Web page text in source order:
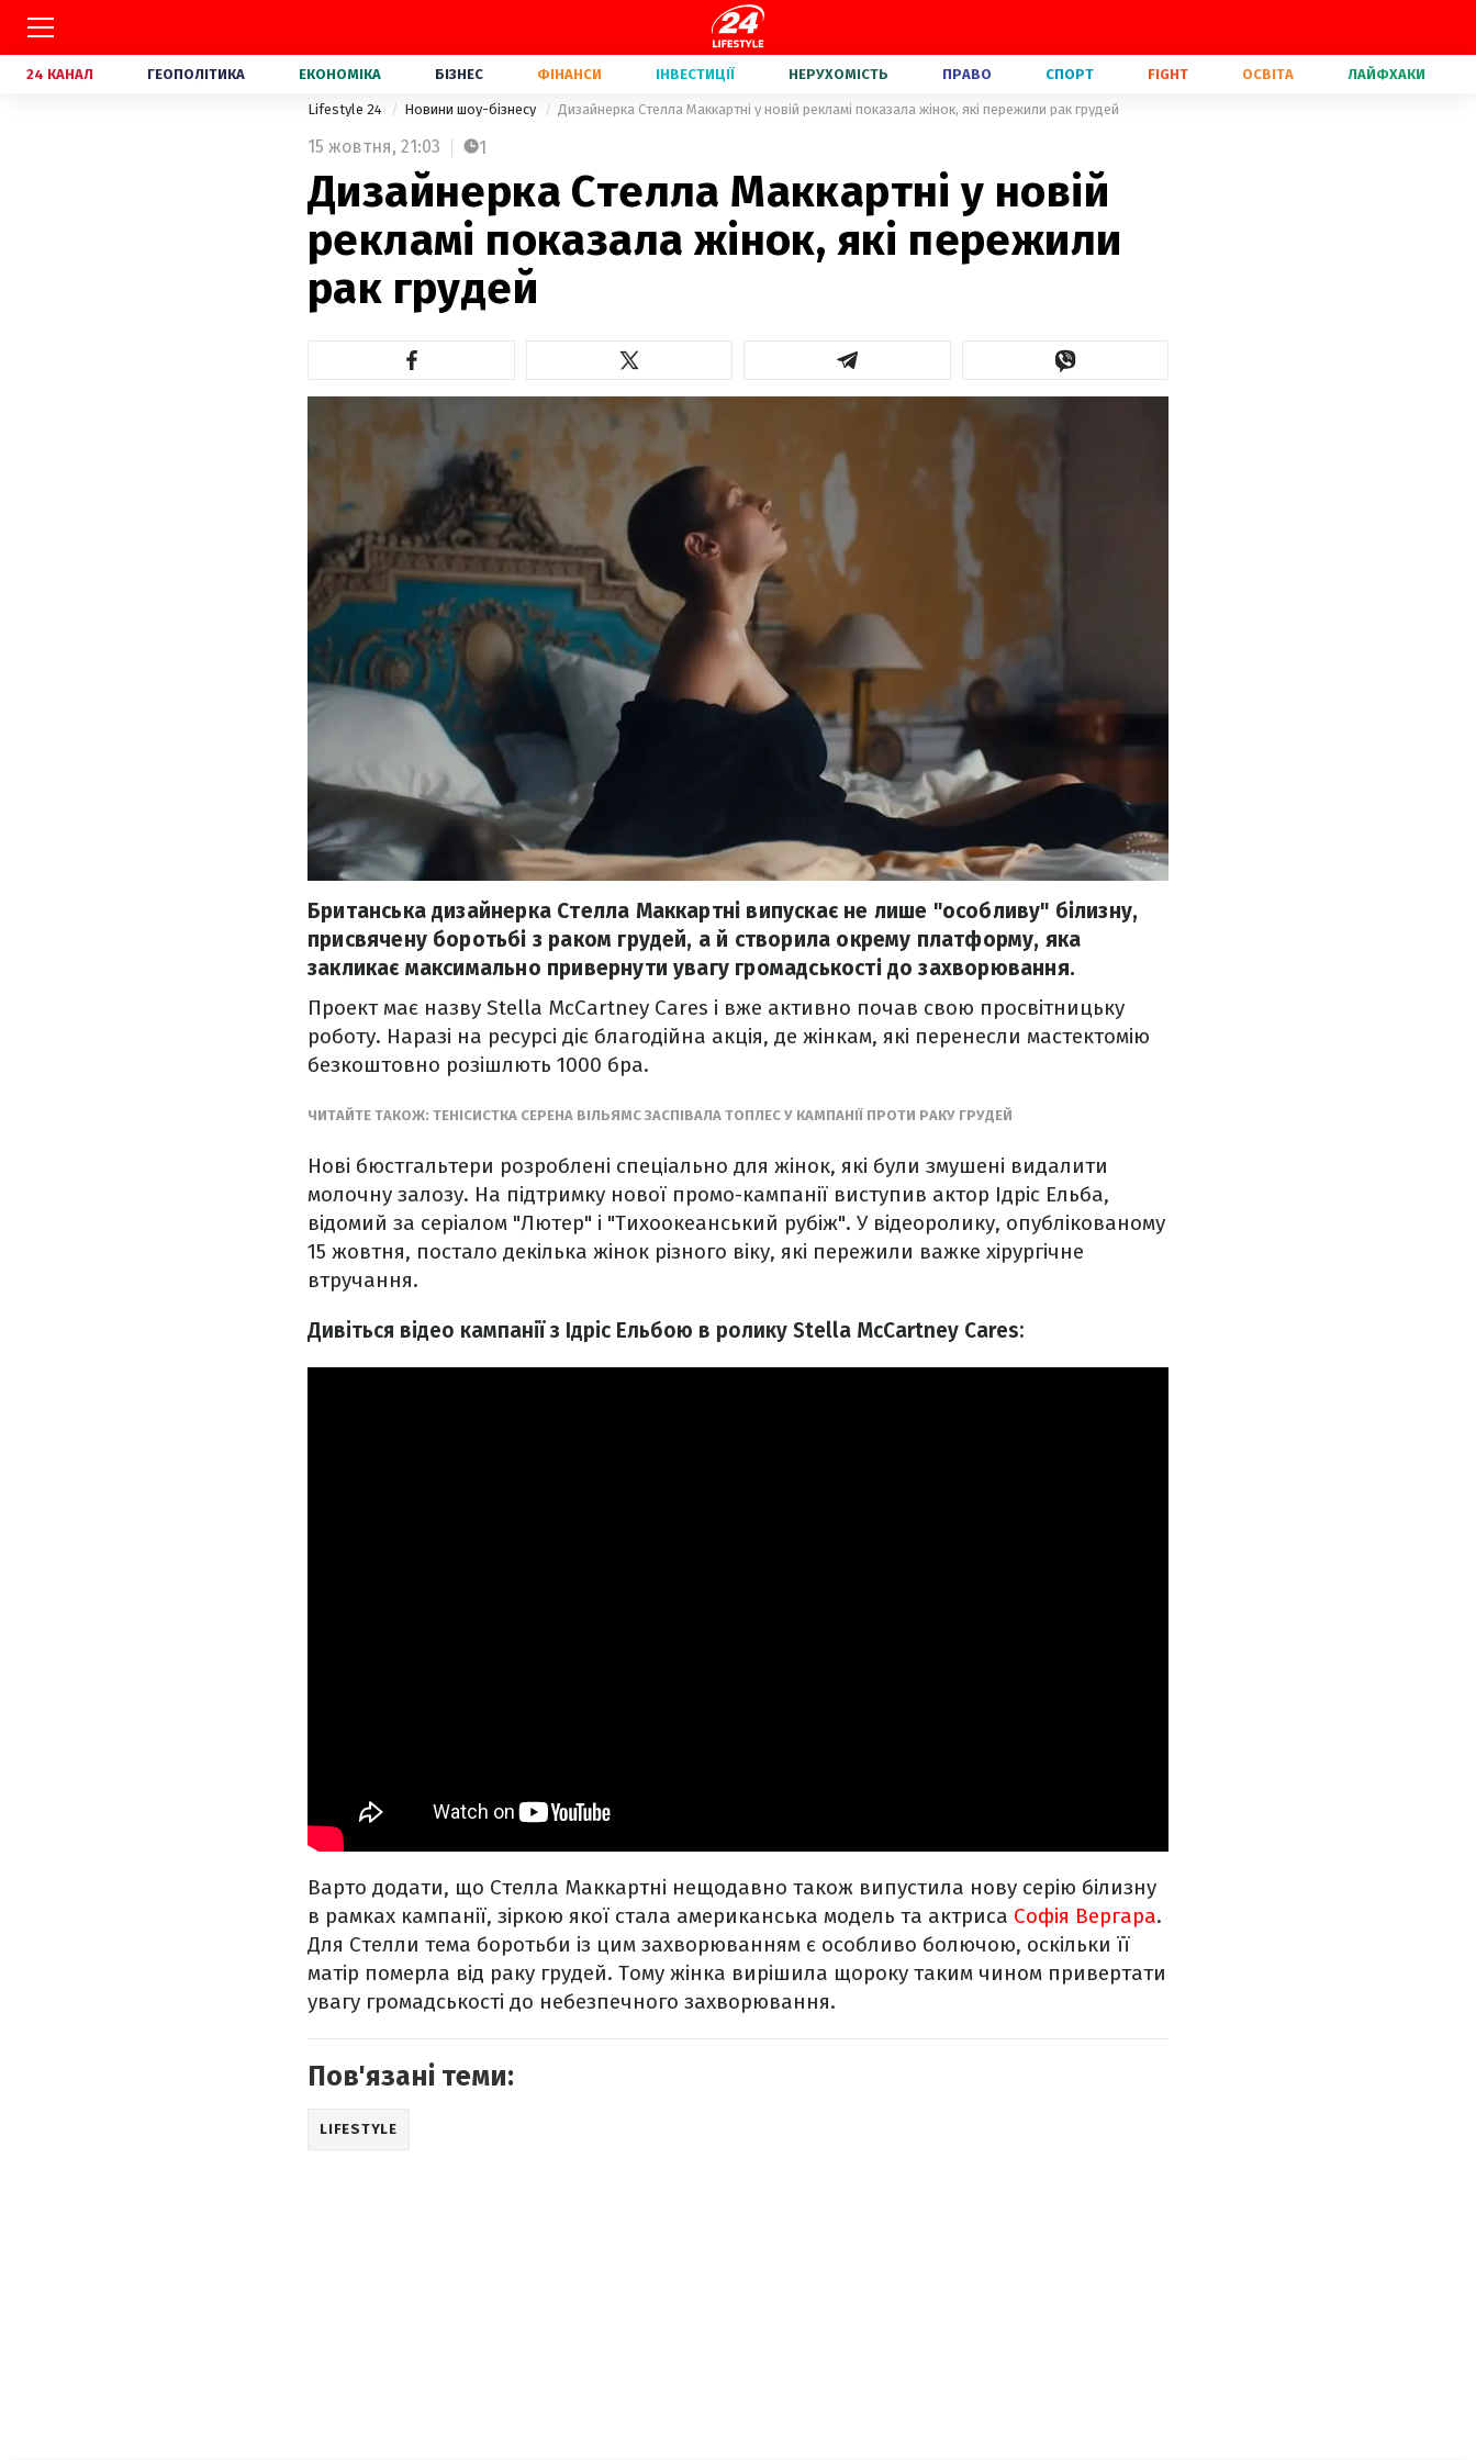
24 КАНАЛ ГЕОПОЛІТИКА ЕКОНОМІКА БІЗНЕС ФІНАНСИ ІНВЕСТИЦІЇ НЕРУХОМІСТЬ ПРАВО СПОРТ FIGHT ОСВІТА ЛАЙФХАКИ
Lifestyle 24 Новини шоу-бізнесу Дизайнерка Стелла Маккартні у новій рекламі показала жінок, які пережили рак грудей
15 жовтня, 21:03 1
Дизайнерка Стелла Маккартні у новій
рекламі показала жінок, які пережили
рак грудей
Британська дизайнерка Стелла Маккартні випускає не лише "особливу" білизну,
присвячену боротьбі з раком грудей, а й створила окрему платформу, яка
закликає максимально привернути увагу громадськості до захворювання.
Проект має назву Stella McCartney Cares і вже активно почав свою просвітницьку
роботу. Наразі на ресурсі діє благодійна акція, де жінкам, які перенесли мастектомію
безкоштовно розішлють 1000 бра.
ЧИТАЙТЕ ТАКОЖ: ТЕНІСИСТКА СЕРЕНА ВІЛЬЯМС ЗАСПІВАЛА ТОПЛЕС У КАМПАНІЇ ПРОТИ РАКУ ГРУДЕЙ
Нові бюстгальтери розроблені спеціально для жінок, які були змушені видалити
молочну залозу. На підтримку нової промо-кампанії виступив актор Ідріс Ельба,
відомий за серіалом "Лютер" і "Тихоокеанський рубіж". У відеоролику, опублікованому
15 жовтня, постало декілька жінок різного віку, які пережили важке хірургічне
втручання.
Дивіться відео кампанії з Ідріс Ельбою в ролику Stella McCartney Cares:
Варто додати, що Стелла Маккартні нещодавно також випустила нову серію білизну
в рамках кампанії, зіркою якої стала американська модель та актриса Софія Вергара.
Для Стелли тема боротьби із цим захворюванням є особливо болючою, оскільки її
матір померла від раку грудей. Тому жінка вирішила щороку таким чином привертати
увагу громадськості до небезпечного захворювання.
Пов'язані теми:
LIFESTYLE